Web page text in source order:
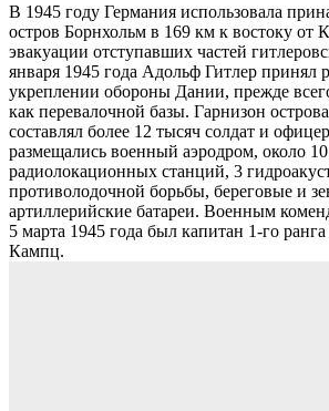
В 1945 году Германия использовала
остров Борнхольм в 169 км к востоку от
эвакуации отступавших частей
января 1945 года Адольф Гитлер принял
укреплении обороны Дании, прежде
как перевалочной базы. Гарнизон
составлял более 12 тысяч солдат и
размещались военный аэродром, около
радиолокационных станций, 3
противолодочной борьбы, береговые и
артиллерийские батареи. Военным
5 марта 1945 года был капитан 1-го
Кампц.